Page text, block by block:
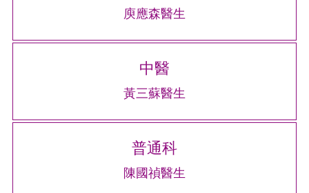
庾應森醫生
中醫
黃三蘇醫生
普通科
陳國禎醫生